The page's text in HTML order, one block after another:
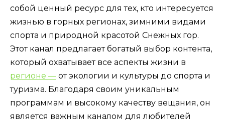
собой ценный ресурс для тех, кто интересуется
жизнью в горных регионах, зимними видами
спорта и природной красотой Снежных гор.
Этот канал предлагает богатый выбор контента,
который охватывает все аспекты жизни в
регионе — от экологии и культуры до спорта и
туризма. Благодаря своим уникальным
программам и высокому качеству вещания, он
является важным каналом для любителей